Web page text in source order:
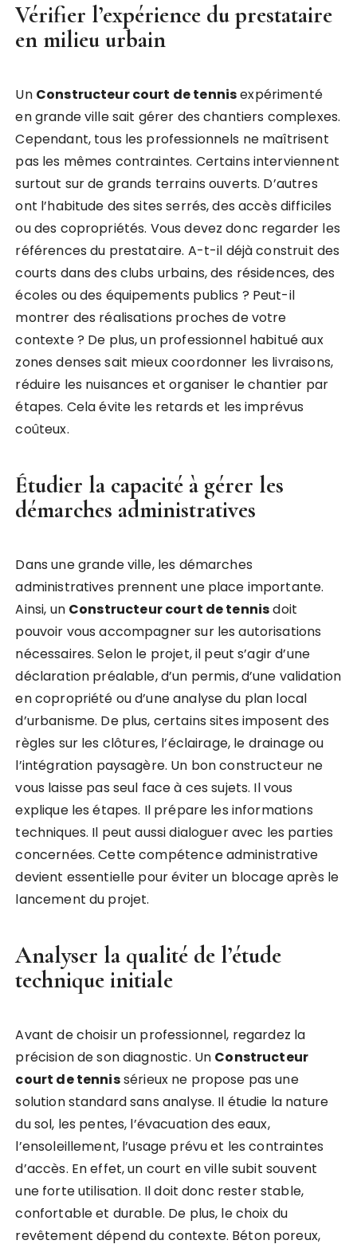
Vérifier l’expérience du prestataire
en milieu urbain
Un Constructeur court de tennisexpérimenté
en grande ville sait gérer des chantiers complexes.
Cependant, tous les professionnels ne maîtrisent
pas les mêmes contraintes. Certains interviennent
surtout sur de grands terrains ouverts. D’autres
ont l’habitude des sites serrés, des accès difficiles
ou des copropriétés. Vous devez donc regarder les
références du prestataire. A-t-il déjà construit des
courts dans des clubs urbains, des résidences, des
écoles ou des équipements publics ? Peut-il
montrer des réalisations proches de votre
contexte ? De plus, un professionnel habitué aux
zones denses sait mieux coordonner les livraisons,
réduire les nuisances et organiser le chantier par
étapes. Cela évite les retards et les imprévus
coûteux.
Étudier la capacité à gérer les
démarches administratives
Dans une grande ville, les démarches
administratives prennent une place importante.
Ainsi, un Constructeur court de tennisdoit
pouvoir vous accompagner sur les autorisations
nécessaires. Selon le projet, il peut s’agir d’une
déclaration préalable, d’un permis, d’une validation
en copropriété ou d’une analyse du plan local
d’urbanisme. De plus, certains sites imposent des
règles sur les clôtures, l’éclairage, le drainage ou
l’intégration paysagère. Un bon constructeur ne
vous laisse pas seul face à ces sujets. Il vous
explique les étapes. Il prépare les informations
techniques. Il peut aussi dialoguer avec les parties
concernées. Cette compétence administrative
devient essentielle pour éviter un blocage après le
lancement du projet.
Analyser la qualité de l’étude
technique initiale
Avant de choisir un professionnel, regardez la
précision de son diagnostic. Un Constructeur
court de tennissérieux ne propose pas une
solution standard sans analyse. Il étudie la nature
du sol, les pentes, l’évacuation des eaux,
l’ensoleillement, l’usage prévu et les contraintes
d’accès. En effet, un court en ville subit souvent
une forte utilisation. Il doit donc rester stable,
confortable et durable. De plus, le choix du
revêtement dépend du contexte. Béton poreux,